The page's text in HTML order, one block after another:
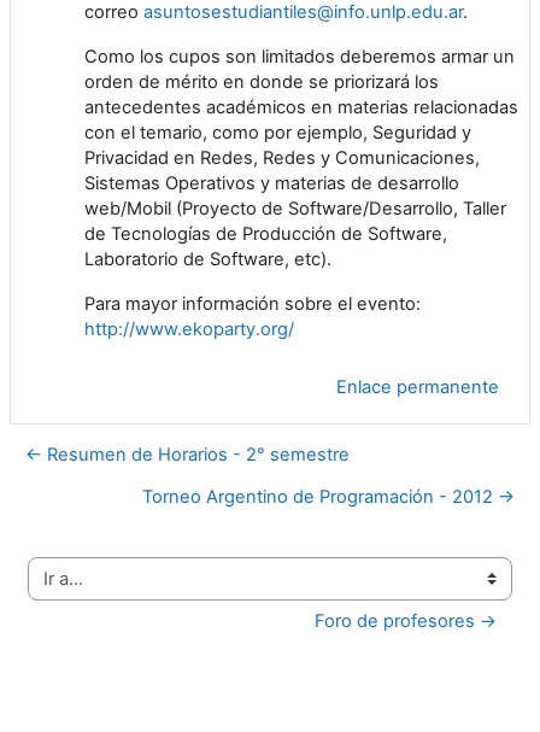
correo asuntosestudiantiles@info.unlp.edu.ar.
Como los cupos son limitados deberemos armar un
orden de mérito en donde se priorizará los
antecedentes académicos en materias relacionadas
con el temario, como por ejemplo, Seguridad y
Privacidad en Redes, Redes y Comunicaciones,
Sistemas Operativos y materias de desarrollo
web/Mobil (Proyecto de Software/Desarrollo, Taller
de Tecnologías de Producción de Software,
Laboratorio de Software, etc).
Para mayor información sobre el evento:
http://www.ekoparty.org/
Enlace permanente
← Resumen de Horarios - 2° semestre
Torneo Argentino de Programación - 2012 →
Ir a...
Foro de profesores →